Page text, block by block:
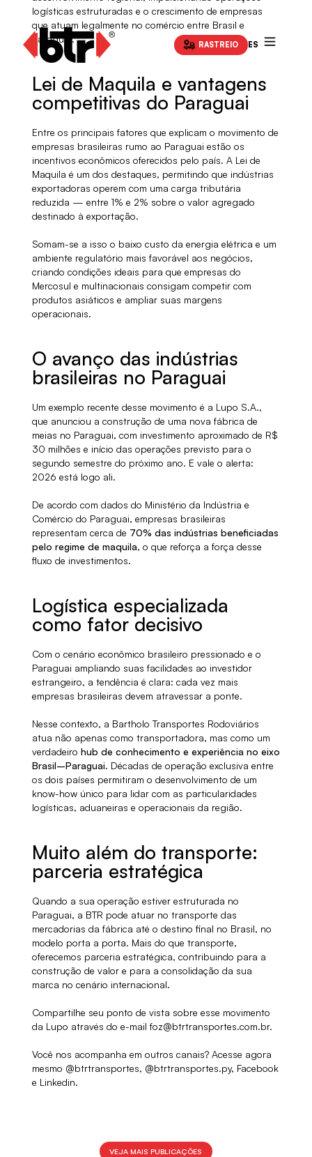
RASTREIO ES
logísticas estruturadas e o crescimento de empresas
que atuam legalmente no comércio entre Brasil e
Paraguai.
Lei de Maquila e vantagens
competitivas do Paraguai
Entre os principais fatores que explicam o movimento de
empresas brasileiras rumo ao Paraguai estão os
incentivos econômicos oferecidos pelo país. A Lei de
Maquila é um dos destaques, permitindo que indústrias
exportadoras operem com uma carga tributária
reduzida — entre 1% e 2% sobre o valor agregado
destinado à exportação.
Somam-se a isso o baixo custo da energia elétrica e um
ambiente regulatório mais favorável aos negócios,
criando condições ideais para que empresas do
Mercosul e multinacionais consigam competir com
produtos asiáticos e ampliar suas margens
operacionais.
O avanço das indústrias
brasileiras no Paraguai
Um exemplo recente desse movimento é a Lupo S.A.,
que anunciou a construção de uma nova fábrica de
meias no Paraguai, com investimento aproximado de R$
30 milhões e início das operações previsto para o
segundo semestre do próximo ano. E vale o alerta:
2026 está logo ali.
De acordo com dados do Ministério da Indústria e
Comércio do Paraguai, empresas brasileiras
representam cerca de 70% das indústrias beneficiadas
pelo regime de maquila, o que reforça a força desse
fluxo de investimentos.
Logística especializada
como fator decisivo
Com o cenário econômico brasileiro pressionado e o
Paraguai ampliando suas facilidades ao investidor
estrangeiro, a tendência é clara: cada vez mais
empresas brasileiras devem atravessar a ponte.
Nesse contexto, a Bartholo Transportes Rodoviários
atua não apenas como transportadora, mas como um
verdadeiro hub de conhecimento e experiência no eixo
Brasil–Paraguai. Décadas de operação exclusiva entre
os dois países permitiram o desenvolvimento de um
know-how único para lidar com as particularidades
logísticas, aduaneiras e operacionais da região.
Muito além do transporte:
parceria estratégica
Quando a sua operação estiver estruturada no
Paraguai, a BTR pode atuar no transporte das
mercadorias da fábrica até o destino final no Brasil, no
modelo porta a porta. Mais do que transporte,
oferecemos parceria estratégica, contribuindo para a
construção de valor e para a consolidação da sua
marca no cenário internacional.
Compartilhe seu ponto de vista sobre esse movimento
da Lupo através do e-mail foz@btrtransportes.com.br.
Você nos acompanha em outros canais? Acesse agora
mesmo @btrtransportes, @btrtransportes.py, Facebook
e Linkedin.
VEJA MAIS PUBLICAÇÕES